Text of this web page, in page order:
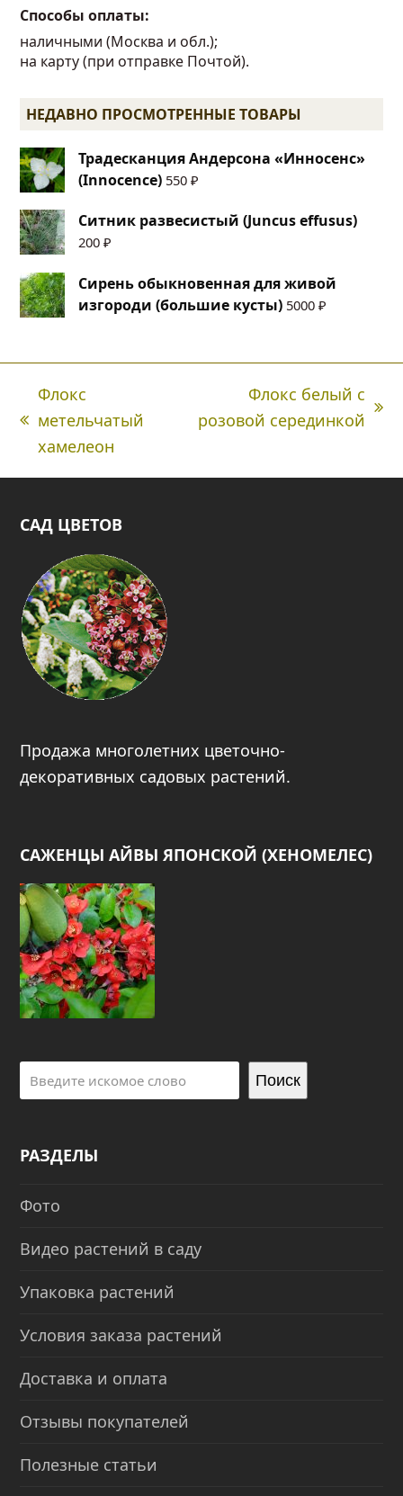
Способы оплаты:
наличными (Москва и обл.);
на карту (при отправке Почтой).
НЕДАВНО ПРОСМОТРЕННЫЕ ТОВАРЫ
Традесканция Андерсона «Инносенс»
(Innocence) 550₽
Ситник развесистый (Juncus effusus)
200₽
Сирень обыкновенная для живой
изгороди (большие кусты) 5000₽
Предыдущая
вкладка:
Флокс
метельчатый
хамелеон
next
Флокс белый с
розовой серединкой
САД ЦВЕТОВ
Продажа многолетних цветочно-
декоративных садовых растений.
САЖЕНЦЫ АЙВЫ ЯПОНСКОЙ (ХЕНОМЕЛЕС)
Поиск
РАЗДЕЛЫ
Фото
Видео растений в саду
Упаковка растений
Условия заказа растений
Доставка и оплата
Отзывы покупателей
Полезные статьи